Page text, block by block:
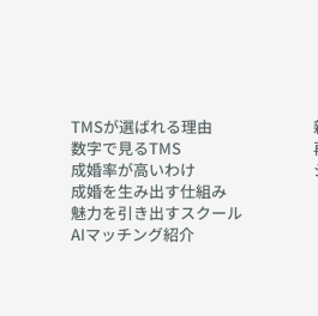
TMSが選ばれる理由
数字で見るTMS
成婚率が高いわけ
成婚を生み出す仕組み
魅力を引き出すスクール
AIマッチング紹介